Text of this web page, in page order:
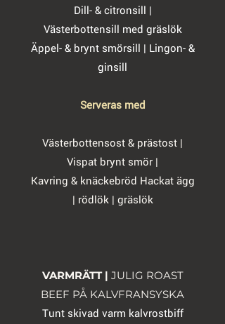
Dill- & citronsill |
Västerbottensill med gräslök
Äppel- & brynt smörsill | Lingon- &
ginsill
Serveras med
Västerbottensost & prästost |
Vispat brynt smör |
Kavring & knäckebröd Hackat ägg
| rödlök | gräslök
VARMRÄTT | JULIG ROAST
BEEF PÅ KALVFRANSYSKA
Tunt skivad varm kalvrostbiff